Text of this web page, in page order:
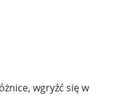
wgryźć się w